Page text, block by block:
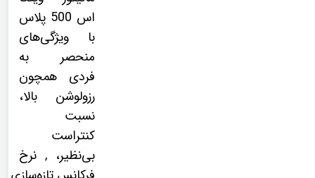
اس 500 پلاس
با ویژگی‌های
منحصر به
فردی همچون
رزولوشن بالا،
نسبت
کنتراست
بی‌نظیر، , نرخ